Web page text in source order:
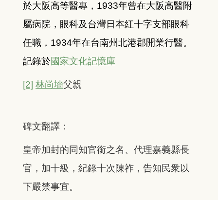
於大阪高等醫專，1933年曾在大阪高醫附
屬病院，眼科及台灣日本紅十字支部眼科
任職，1934年在台南州北港郡開業行醫。
記錄於國家文化記憶庫
[2] 林尚墻父親
碑文翻譯：
皇帝加封的同知官銜之名、代理嘉義縣長
官，加十級，紀錄十次陳祚，告知民衆以
下嚴禁事宜。